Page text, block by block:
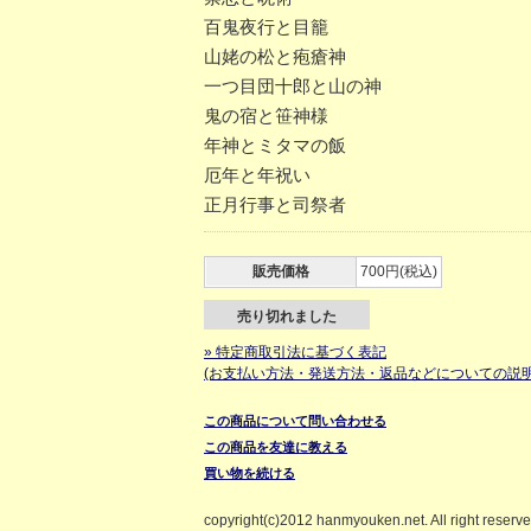
百鬼夜行と目籠
山姥の松と疱瘡神
一つ目団十郎と山の神
鬼の宿と笹神様
年神とミタマの飯
厄年と年祝い
正月行事と司祭者
販売価格 700円(税込)
売り切れました
» 特定商取引法に基づく表記
(お支払い方法・発送方法・返品などについての説
この商品について問い合わせる
この商品を友達に教える
買い物を続ける
copyright(c)2012 hanmyouken.net. All right